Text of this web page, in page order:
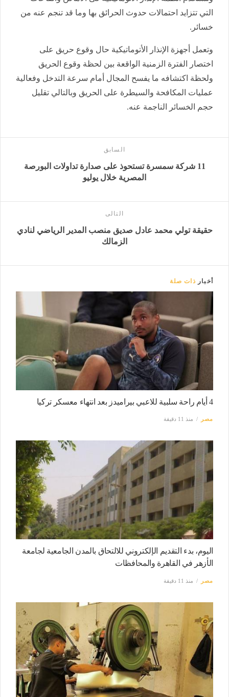
التي تتزايد احتمالات حدوث الحرائق بها وما قد تنجم عنه من
خسائر.
وتعمل أجهزة الإنذار الأتوماتيكية حال وقوع حريق على
اختصار الفترة الزمنية الواقعة بين لحظة وقوع الحريق
ولحظة اكتشافه ما يفسح المجال أمام سرعة التدخل وفعالية
عمليات المكافحة والسيطرة على الحريق وبالتالي تقليل
حجم الخسائر الناجمة عنه.
السابق
11 شركة سمسرة تستحوذ على صدارة تداولات البورصة
المصرية خلال يوليو
التالى
حقيقة تولي محمد عادل صديق منصب المدير الرياضي لنادي
الزمالك
أخبار ذات صلة
4 أيام راحة سلبية للاعبي بيراميدز بعد انتهاء معسكر تركيا
مصر منذ 11 دقيقة
اليوم، بدء التقديم الإلكتروني للالتحاق بالمدن الجامعية لجامعة
الأزهر في القاهرة والمحافظات
مصر منذ 11 دقيقة